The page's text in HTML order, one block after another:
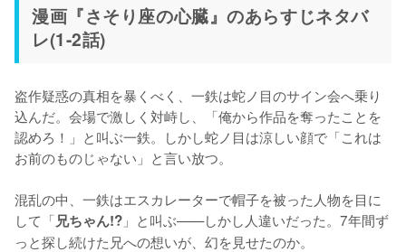
漫画『さそり座の心臓』のあらすじネタバ
レ(1-2話)
盗作疑惑の真相を暴くべく、一鉄は蛇ノ目のサイン会へ乗り
込んだ。会場で激しく対峙し、「俺から作品を奪ったことを
認めろ！」と叫ぶ一鉄。しかし蛇ノ目は涼しい顔で「これは
お前のものじゃない」と言い放つ。
混乱の中、一鉄はエスカレーターで帽子を被った人物を目に
して「兄ちゃん!? 」と叫ぶ——しかし人違いだった。7年間ず
っと探し続けた兄への想いが、幻を見せたのか。